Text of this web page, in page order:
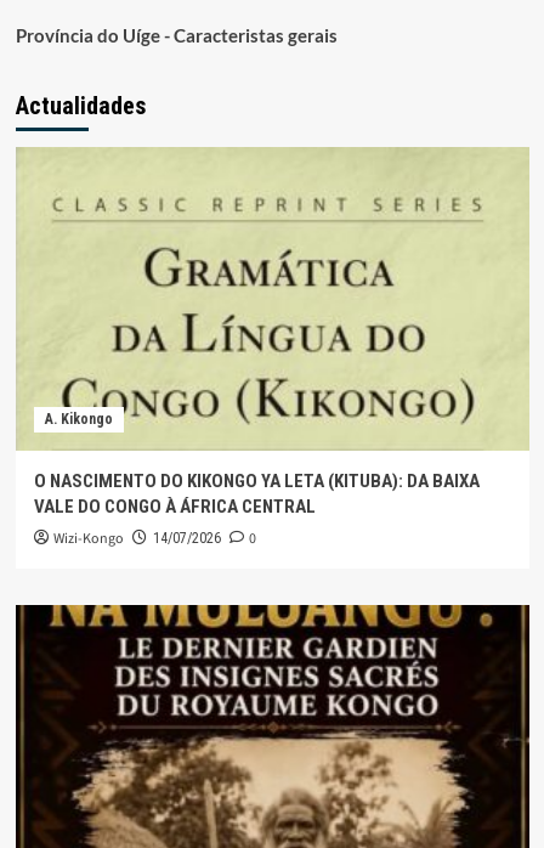
Província do Uíge - Caracteristas gerais
Actualidades
A. Kikongo
O NASCIMENTO DO KIKONGO YA LETA (KITUBA): DA BAIXA
VALE DO CONGO À ÁFRICA CENTRAL
Wizi-Kongo 14/07/2026 0